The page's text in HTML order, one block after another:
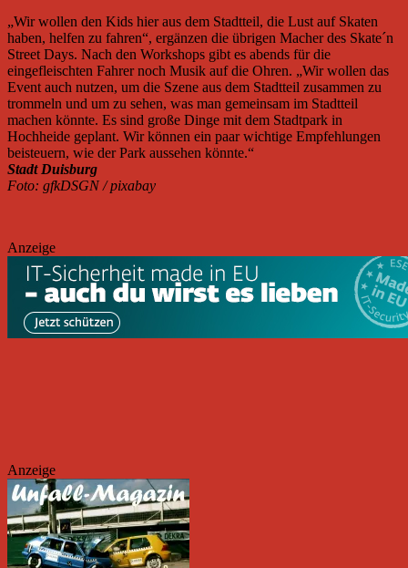
„Wir wollen den Kids hier aus dem Stadtteil, die Lust auf Skaten
haben, helfen zu fahren“, ergänzen die übrigen Macher des Skate´n
Street Days. Nach den Workshops gibt es abends für die
eingefleischten Fahrer noch Musik auf die Ohren. „Wir wollen das
Event auch nutzen, um die Szene aus dem Stadtteil zusammen zu
trommeln und um zu sehen, was man gemeinsam im Stadtteil
machen könnte. Es sind große Dinge mit dem Stadtpark in
Hochheide geplant. Wir können ein paar wichtige Empfehlungen
beisteuern, wie der Park aussehen könnte.“
Stadt Duisburg
Foto: gfkDSGN / pixabay
Anzeige
Anzeige